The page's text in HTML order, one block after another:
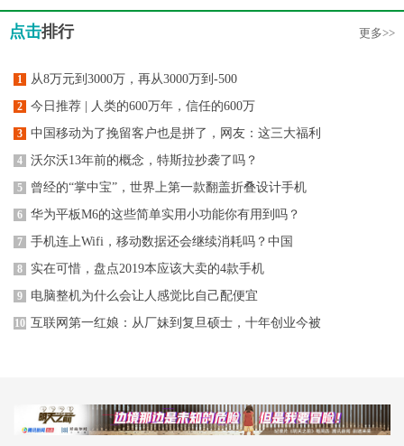
点击排行 更多>>
1 从8万元到3000万，再从3000万到-500
2 今日推荐 | 人类的600万年，信任的600万
3 中国移动为了挽留客户也是拼了，网友：这三大福利
4 沃尔沃13年前的概念，特斯拉抄袭了吗？
5 曾经的“掌中宝”，世界上第一款翻盖折叠设计手机
6 华为平板M6的这些简单实用小功能你有用到吗？
7 手机连上Wifi，移动数据还会继续消耗吗？中国
8 实在可惜，盘点2019本应该大卖的4款手机
9 电脑整机为什么会让人感觉比自己配便宜
10 互联网第一红娘：从厂妹到复旦硕士，十年创业今被